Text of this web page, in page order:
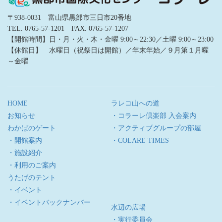
〒938-0031 富山県黒部市三日市20番地
TEL. 0765-57-1201 FAX. 0765-57-1207
【開館時間】日・月・火・木・金曜 9:00～22:30／土曜 9:00～23:00
【休館日】 水曜日（祝祭日は開館）／年末年始／９月第１月曜
～金曜
HOME
お知らせ
わかばのゲート
・開館案内
・施設紹介
・利用のご案内
うたげのテント
・イベント
・イベントバックナンバー
ラレコ山への道
・コラーレ倶楽部 入会案内
・アクティブグループの部屋
・COLARE TIMES
水辺の広場
・実行委員会